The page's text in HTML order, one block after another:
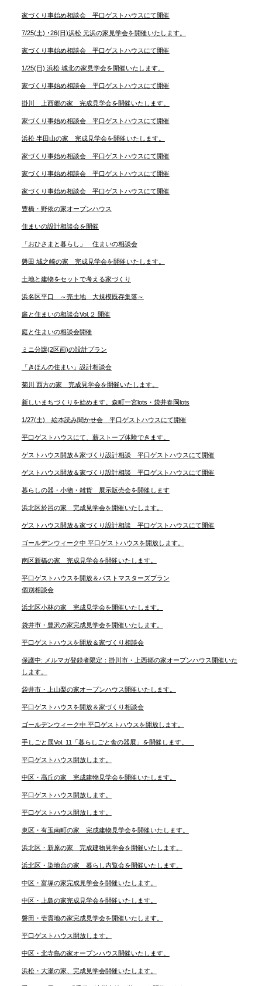
家づくり事始め相談会 平口ゲストハウスにて開催
7/25(土) ･26(日)浜松 元浜の家見学会を開催いたします。
家づくり事始め相談会 平口ゲストハウスにて開催
1/25(日) 浜松 城北の家見学会を開催いたします。
家づくり事始め相談会 平口ゲストハウスにて開催
掛川 上西郷の家 完成見学会を開催いたします。
家づくり事始め相談会 平口ゲストハウスにて開催
浜松 半田山の家 完成見学会を開催いたします。
家づくり事始め相談会 平口ゲストハウスにて開催
家づくり事始め相談会 平口ゲストハウスにて開催
家づくり事始め相談会 平口ゲストハウスにて開催
豊橋・野依の家オープンハウス
住まいの設計相談会を開催
「おひさまと暮らし」 住まいの相談会
磐田 城之崎の家 完成見学会を開催いたします。
土地と建物をセットで考える家づくり
浜名区平口 ～売土地 大規模既存集落～
庭と住まいの相談会Vol.２ 開催
庭と住まいの相談会開催
ミニ分譲(2区画)の設計プラン
「きほんの住まい」設計相談会
菊川 西方の家 完成見学会を開催いたします。
新しいまちづくりを始めます。森町一宮lots・袋井春岡lots
1/27(土) 絵本読み聞かせ会 平口ゲストハウスにて開催
平口ゲストハウスにて、薪ストーブ体験できます。
ゲストハウス開放＆家づくり設計相談 平口ゲストハウスにて開催
ゲストハウス開放＆家づくり設計相談 平口ゲストハウスにて開催
暮らしの器・小物・雑貨 展示販売会を開催します
浜北区於呂の家 完成見学会を開催いたします。
ゲストハウス開放＆家づくり設計相談 平口ゲストハウスにて開催
ゴールデンウィーク中 平口ゲストハウスを開放します。
南区新橋の家 完成見学会を開催いたします。
平口ゲストハウスを開放＆パストマスターズプラン
個別相談会
浜北区小林の家 完成見学会を開催いたします。
袋井市・豊沢の家完成見学会を開催いたします。
平口ゲストハウスを開放＆家づくり相談会
保護中: メルマガ登録者限定：掛川市・上西郷の家オープンハウス開催いた
します。
袋井市・上山梨の家オープンハウス開催いたします。
平口ゲストハウスを開放＆家づくり相談会
ゴールデンウィーク中 平口ゲストハウスを開放します。
手しごと展Vol. 11「暮らしごと舎の器展」を開催します。
平口ゲストハウス開放します。
中区・高丘の家 完成建物見学会を開催いたします。
平口ゲストハウス開放します。
平口ゲストハウス開放します。
東区・有玉南町の家 完成建物見学会を開催いたします。
浜北区・新原の家 完成建物見学会を開催いたします。
浜北区・染地台の家 暮らし内覧会を開催いたします。
中区・富塚の家完成見学会を開催いたします。
中区・上島の家完成見学会を開催いたします。
磐田・壱貫地の家完成見学会を開催いたします。
平口ゲストハウス開放します。
中区・北寺島の家オープンハウス開催いたします。
浜松・大瀬の家、完成見学会開催いたします。